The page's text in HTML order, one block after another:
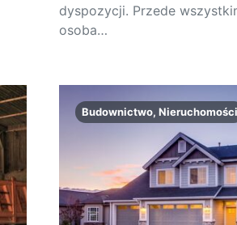
dyspozycji. Przede
osoba…
Budownictwo, Nieruchomości